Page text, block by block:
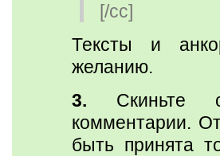
[/cc]
Тексты и
желанию.
3. Скиньте
комментарии.
быть принята